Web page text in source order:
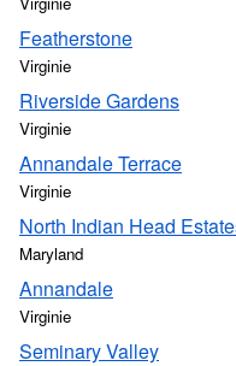
Featherstone
Virginie
Riverside Gardens
Virginie
Annandale Terrace
Virginie
North Indian Head
Maryland
Annandale
Virginie
Seminary Valley